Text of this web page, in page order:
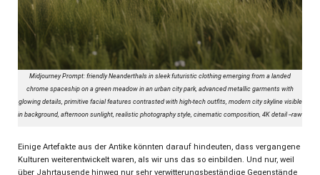
Midjourney Prompt: friendly Neanderthals in sleek futuristic clothing emerging from a landed
chrome spaceship on a green meadow in an urban city park, advanced metallic garments with
glowing details, primitive facial features contrasted with high-tech outfits, modern city skyline visible
in background, afternoon sunlight, realistic photography style, cinematic composition, 4K detail --raw
Einige Artefakte aus der Antike könnten darauf hindeuten, dass vergangene
Kulturen weiterentwickelt waren, als wir uns das so einbilden. Und nur, weil
über Jahrtausende hinweg nur sehr verwitterungsbeständige Gegenstände